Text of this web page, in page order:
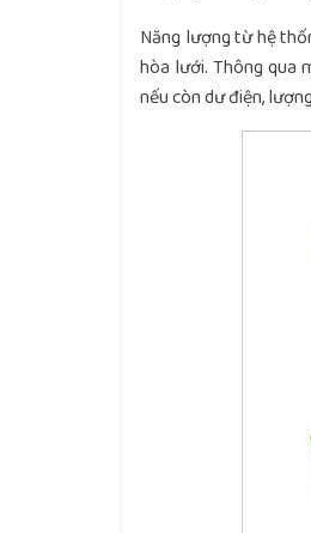
Năng lượng từ hệ
hòa lưới. Thông qua
nếu còn dư điện,